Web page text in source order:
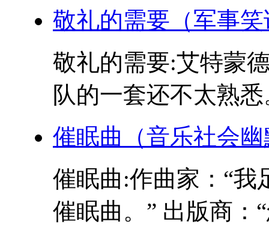
敬礼的需要（军事
敬礼的需要:艾特蒙
队的一套还不太熟
催眠曲（音乐社会
催眠曲:作曲家：“我
催眠曲。” 出版商：